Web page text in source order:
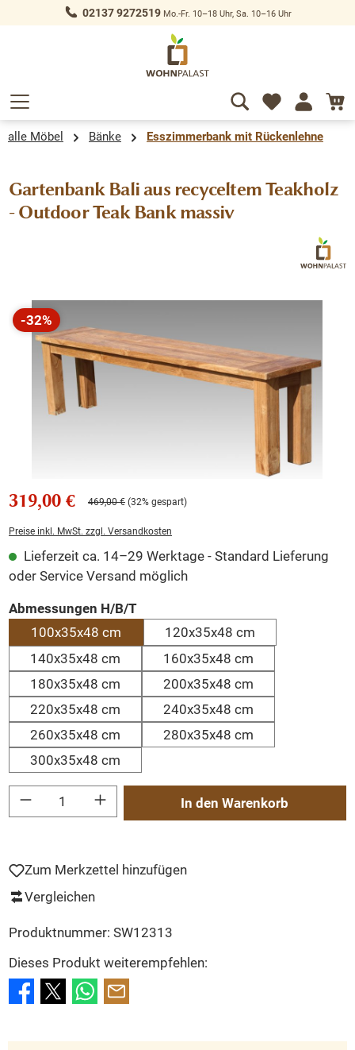
springen 02137 9272519Mo.-Fr. 10–18 Uhr, Sa. 10–16 Uhr
alle Möbel Bänke Esszimmerbank mit Rückenlehne
Gartenbank Bali aus recyceltem Teakholz
- Outdoor Teak Bank massiv
Bildergalerie überspringen
-32%
Rabatt
319,00 € 469,00 € (32% gespart)
Preise inkl. MwSt. zzgl. Versandkosten
Lieferzeit ca. 14–29 Werktage - Standard Lieferung
oder Service Versand möglich
Abmessungen H/B/Tauswählen
100x35x48 cm
120x35x48 cm
140x35x48 cm
160x35x48 cm
180x35x48 cm
200x35x48 cm
220x35x48 cm
240x35x48 cm
260x35x48 cm
280x35x48 cm
300x35x48 cm
Produkt Anzahl: Gib den gewünschten Wert ein oder benutze die Schaltflächen
In den Warenkorb
Zum Merkzettel hinzufügen
Vergleichen
Produktnummer: SW12313
Dieses Produkt weiterempfehlen: